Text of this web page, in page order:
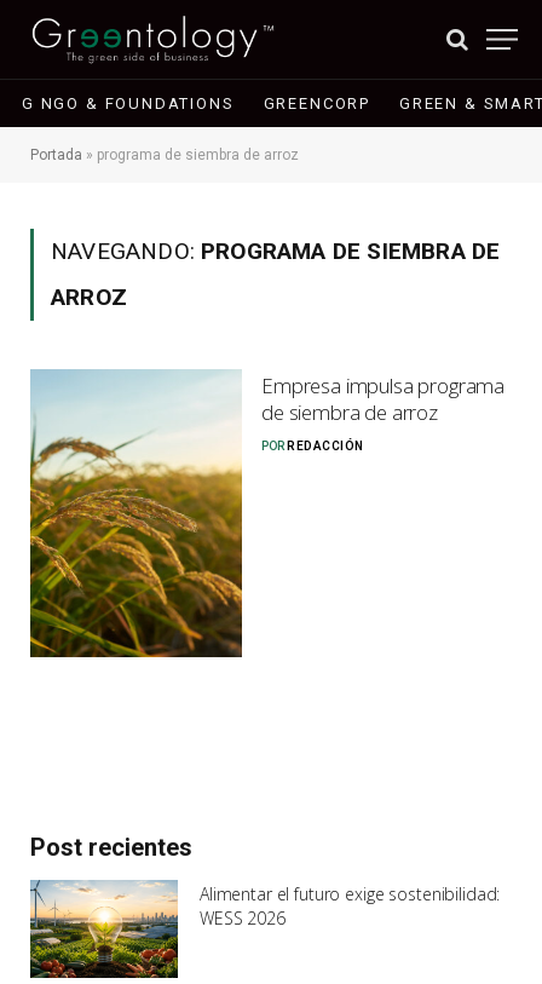
G NGO & FOUNDATIONS GREENCORP GREEN &
Portada » programa de siembra de arroz
NAVEGANDO: PROGRAMA DE SIEMBRA DE
ARROZ
Empresa impulsa programa
de siembra de arroz
POR REDACCIÓN
Post recientes
Alimentar el futuro exige sostenibilidad:
WESS 2026